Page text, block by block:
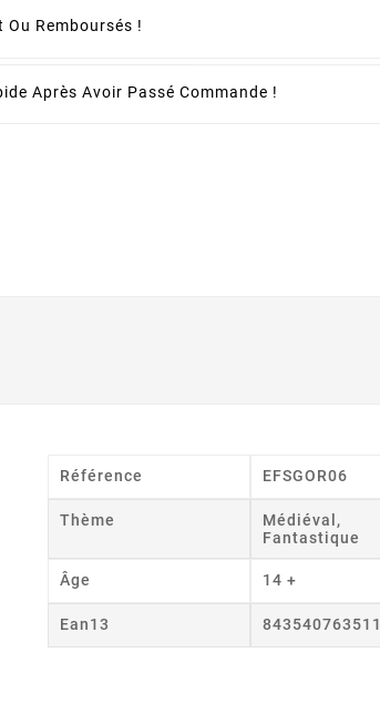
Remboursés !
Après Avoir Passé Commande !
Référence EFSGOR06
Thème
Médiéval,
Fantastique
Âge 14 +
Ean13 843540763511